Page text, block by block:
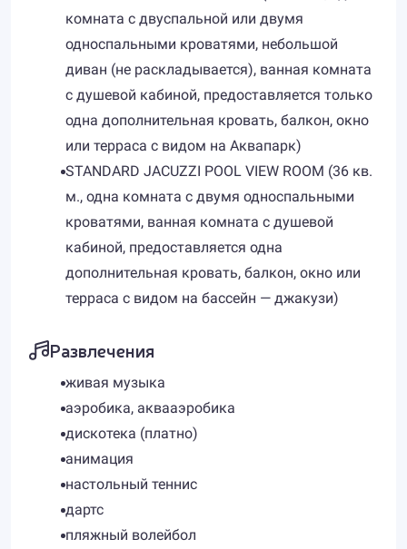
комната с двуспальной или двумя
односпальными кроватями, небольшой
диван (не раскладывается), ванная комната
с душевой кабиной, предоставляется только
одна дополнительная кровать, балкон, окно
или терраса с видом на Аквапарк)
STANDARD JACUZZI POOL VIEW ROOM (36 кв.
м., одна комната с двумя односпальными
кроватями, ванная комната с душевой
кабиной, предоставляется одна
дополнительная кровать, балкон, окно или
терраса с видом на бассейн — джакузи)
Развлечения
живая музыка
аэробика, аквааэробика
дискотека (платно)
анимация
настольный теннис
дартс
пляжный волейбол